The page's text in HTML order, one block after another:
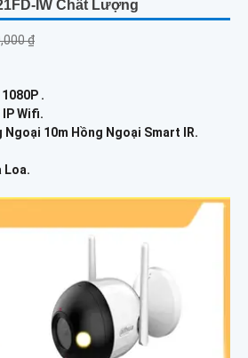
IW Chất Lượng
₫
1080P .
IP Wifi.
Ngoại 10m Hồng Ngoại Smart IR.
Loa.